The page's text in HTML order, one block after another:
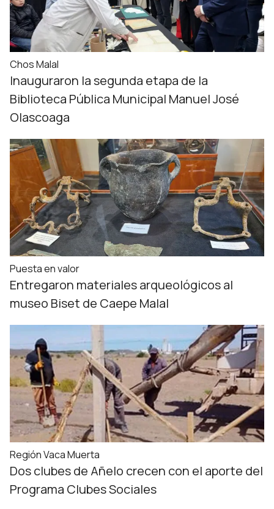
Chos Malal
Inauguraron la segunda etapa de la
Biblioteca Pública Municipal Manuel José
Olascoaga
Puesta en valor
Entregaron materiales arqueológicos al
museo Biset de Caepe Malal
Región Vaca Muerta
Dos clubes de Añelo crecen con el aporte del
Programa Clubes Sociales